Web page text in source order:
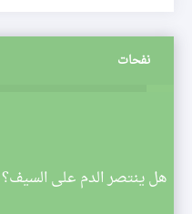
نفحات
هل ينتصر الدم على السيف؟